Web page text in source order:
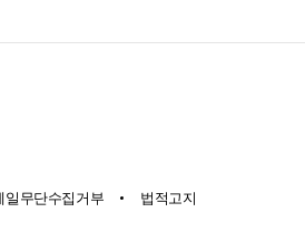
일무단수집거부 법적고지